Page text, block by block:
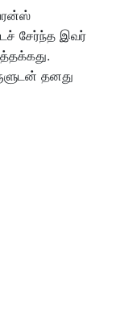
சேர்ந்த இவர்
தனது